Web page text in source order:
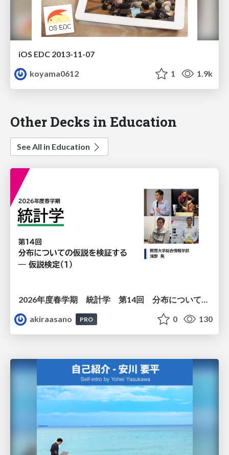
iOS EDC 2013-11-07
koyama0612
1 1.9k
Other Decks in Education
See All in Education
akiraasano
PRO 0 130